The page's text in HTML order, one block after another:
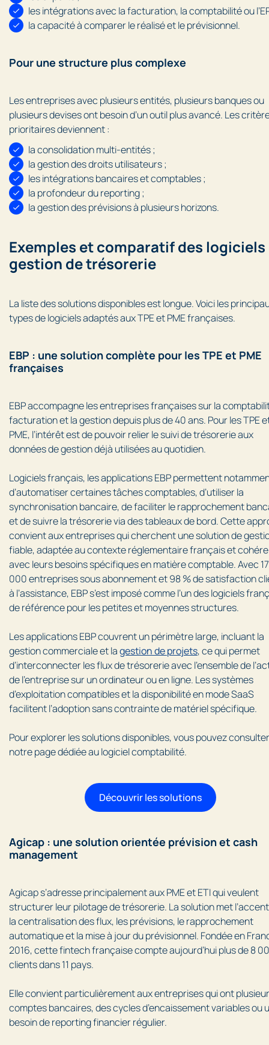
les intégrations avec la facturation, la comptabilité ou
la capacité à comparer le réalisé et le prévisionnel.
Pour une structure plus complexe
Les entreprises avec plusieurs entités, plusieurs banques ou
plusieurs devises ont besoin d’un outil plus avancé. Les
prioritaires deviennent :
la consolidation multi-entités ;
la gestion des droits utilisateurs ;
les intégrations bancaires et comptables ;
la profondeur du reporting ;
la gestion des prévisions à plusieurs horizons.
Exemples et comparatif des logiciels
gestion de trésorerie
La liste des solutions disponibles est longue. Voici les
types de logiciels adaptés aux TPE et PME françaises.
EBP : une solution complète pour les TPE et PME
françaises
EBP accompagne les entreprises françaises sur la
facturation et la gestion depuis plus de 40 ans. Pour les TPE
PME, l’intérêt est de pouvoir relier le suivi de trésorerie aux
données de gestion déjà utilisées au quotidien.
Logiciels français, les applications EBP permettent
d’automatiser certaines tâches comptables, d’utiliser la
synchronisation bancaire, de faciliter le rapprochement
et de suivre la trésorerie via des tableaux de bord. Cette
convient aux entreprises qui cherchent une solution de
fiable, adaptée au contexte réglementaire français et
avec leurs besoins spécifiques en matière comptable. Avec
000 entreprises sous abonnement et 98 % de satisfaction
à l’assistance, EBP s’est imposé comme l’un des logiciels
de référence pour les petites et moyennes structures.
Les applications EBP couvrent un périmètre large, incluant la
gestion commerciale et lagestion de projets, ce qui permet
d’interconnecter les flux de trésorerie avec l’ensemble de
de l’entreprise sur un ordinateur ou en ligne. Les systèmes
d’exploitation compatibles et la disponibilité en mode SaaS
facilitent l’adoption sans contrainte de matériel spécifique.
Pour explorer les solutions disponibles, vous pouvez consulter
notre page dédiée au logiciel comptabilité.
Découvrir les solutions
Agicap : une solution orientée prévision et cash
management
Agicap s’adresse principalement aux PME et ETI qui veulent
structurer leur pilotage de trésorerie. La solution met
la centralisation des flux, les prévisions, le rapprochement
automatique et la mise à jour du prévisionnel. Fondée en
2016, cette fintech française compte aujourd’hui plus de 8
clients dans 11 pays.
Elle convient particulièrement aux entreprises qui ont
comptes bancaires, des cycles d’encaissement variables ou
besoin de reporting financier régulier.